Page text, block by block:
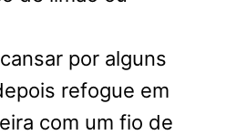
por alguns
refogue em
com um fio de